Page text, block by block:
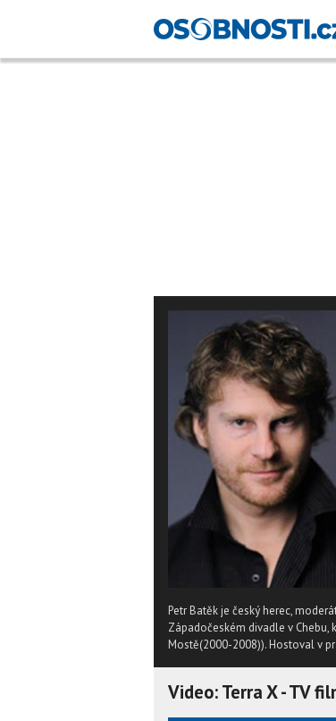
Petr Batěk je český herec,
Západočeském divadle v
Mostě(2000-2008)). Hostoval v
Video: Terra X - TV